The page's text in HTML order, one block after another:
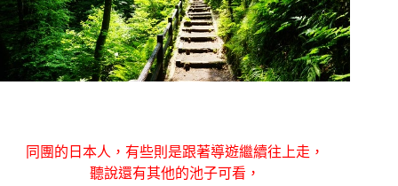
同團的日本人，有些則是跟著導遊繼續往上走，
聽說還有其他的池子可看，